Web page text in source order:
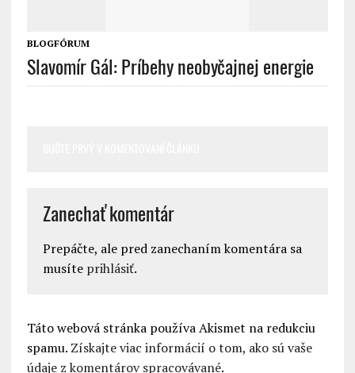
BLOGFÓRUM
Slavomír Gál: Príbehy neobyčajnej energie
Zanechať komentár
Prepáčte, ale pred zanechaním komentára sa
musíte prihlásiť.
Táto webová stránka používa Akismet na redukciu
spamu. Získajte viac informácií o tom, ako sú vaše
údaje z komentárov spracovávané.